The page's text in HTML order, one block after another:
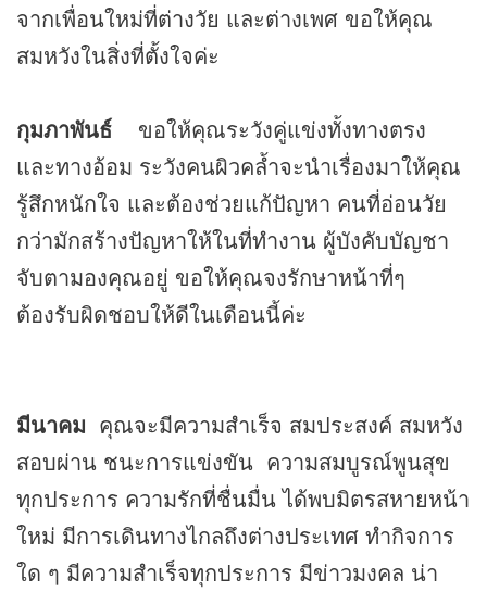
จากเพื่อนใหม่ที่ต่างวัย และต่างเพศ ขอให้คุณ
สมหวังในสิ่งที่ตั้งใจค่ะ
กุมภาพันธ์ ขอให้คุณระวังคู่แข่งทั้งทางตรง
และทางอ้อม ระวังคนผิวคล้ำจะนำเรื่องมาให้คุณ
รู้สึกหนักใจ และต้องช่วยแก้ปัญหา คนที่อ่อนวัย
กว่ามักสร้างปัญหาให้ในที่ทำงาน ผู้บังคับบัญชา
จับตามองคุณอยู่ ขอให้คุณจงรักษาหน้าที่ๆ
ต้องรับผิดชอบให้ดีในเดือนนี้ค่ะ
มีนาคม คุณจะมีความสำเร็จ สมประสงค์ สมหวัง
สอบผ่าน ชนะการแข่งขัน ความสมบูรณ์พูนสุข
ทุกประการ ความรักที่ชื่นมื่น ได้พบมิตรสหายหน้า
ใหม่ มีการเดินทางไกลถึงต่างประเทศ ทำกิจการ
ใด ๆ มีความสำเร็จทุกประการ มีข่าวมงคล น่า